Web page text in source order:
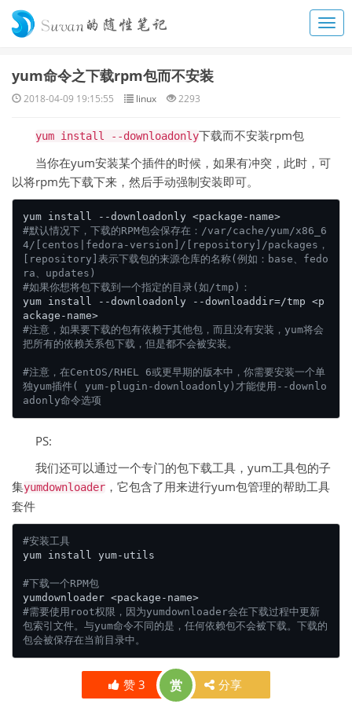
yum命令之下载rpm包而不安装
2018-04-09 19:15:55 linux 2293
yum install --downloadonly下载而不安装rpm包
当你在yum安装某个插件的时候，如果有冲突，此时，可
以将rpm先下载下来，然后手动强制安装即可。
#默认情况下，下载的RPM包会保存在：/var/cache/yum/x86_6
4/[centos|fedora-version]/[repository]/packages，
[repository]表示下载包的来源仓库的名称(例如：base、fedo
ra、updates)
#如果你想将包下载到一个指定的目录(如/tmp)：
yum install --downloadonly --downloaddir=/tmp <p
#注意，如果要下载的包有依赖于其他包，而且没有安装，yum将会
把所有的依赖关系包下载，但是都不会被安装。
#注意，在CentOS/RHEL 6或更早期的版本中，你需要安装一个单
独yum插件( yum-plugin-downloadonly)才能使用--downlo
adonly命令选项
PS:
我们还可以通过一个专门的包下载工具，yum工具包的子
集yumdownloader ，它包含了用来进行yum包管理的帮助工具
套件
#安装工具
yum install yum-utils
#下载一个RPM包
#需要使用root权限，因为yumdownloader会在下载过程中更新
包索引文件。与yum命令不同的是，任何依赖包不会被下载。下载的
包会被保存在当前目录中。
赞 3 赏 分享